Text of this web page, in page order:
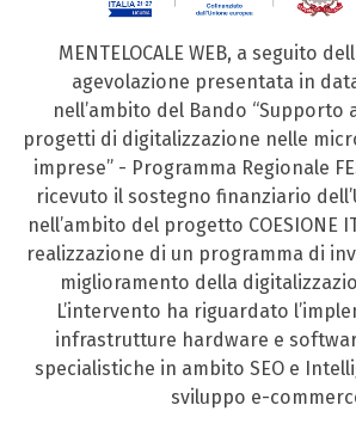
MENTELOCALE WEB, a seguito
agevolazione presentata in
nell’ambito del Bando “Supporto
progetti di digitalizzazione nelle
imprese” - Programma Regionale
ricevuto il sostegno finanziario
nell’ambito del progetto COESIONE
realizzazione di un programma di
miglioramento della
L’intervento ha riguardato
infrastrutture hardware e
specialistiche in ambito SEO e
sviluppo e-